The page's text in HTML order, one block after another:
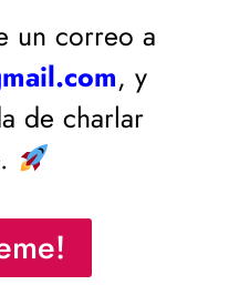
un correo a
, y
de charlar